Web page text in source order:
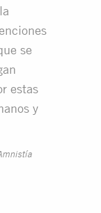
se
estas
y